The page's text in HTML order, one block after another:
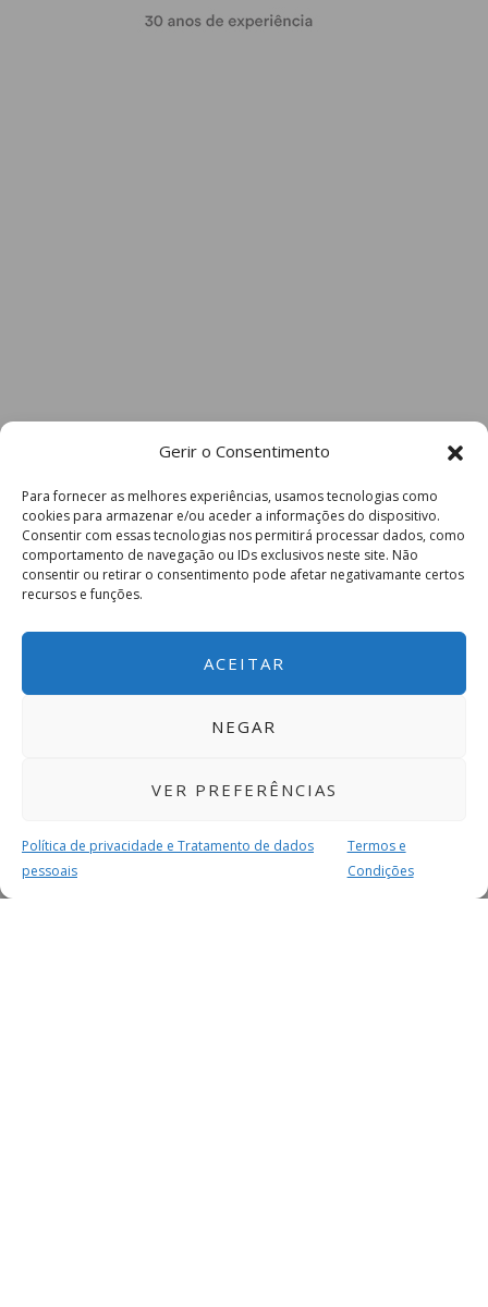
Gerir o Consentimento
Para fornecer as melhores experiências, usamos tecnologias como
cookies para armazenar e/ou aceder a informações do dispositivo.
Consentir com essas tecnologias nos permitirá processar dados, como
comportamento de navegação ou IDs exclusivos neste site. Não
consentir ou retirar o consentimento pode afetar negativamante certos
recursos e funções.
ACEITAR
NEGAR
VER PREFERÊNCIAS
Política de privacidade e Tratamento de dados
pessoais
Termos e
Condições